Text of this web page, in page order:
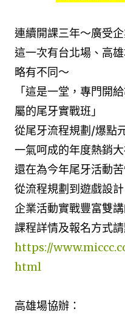
連續開課三年～廣受
這一次有台北場、高
略有不同～
「這是一堂，專門開
屬的尾牙實戰班」
從尾牙流程規劃/爆點
一氣呵成的年度熱銷大
還在為今年尾牙活動苦
從流程規劃到遊戲設
企業活動實戰豐富雙
課程詳情及報名方式請
https://
html
高雄場協辦：